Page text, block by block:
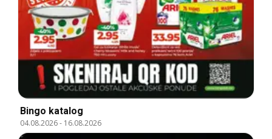
Bingo katalog
04.08.2026- 16.08.2026